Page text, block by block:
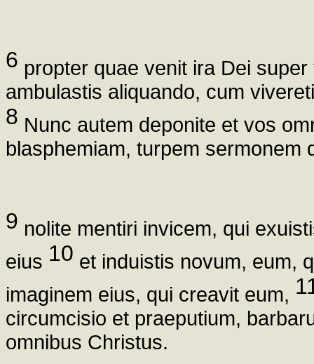
6 propter quae venit ira Dei
ambulastis aliquando, cum
8 Nunc autem deponite et vos
blasphemiam, turpem sermonem
9 nolite mentiri invicem, qui
eius 10 et induistis novum, eum,
imaginem eius, qui creavit eum,
circumcisio et praeputium,
omnibus Christus.